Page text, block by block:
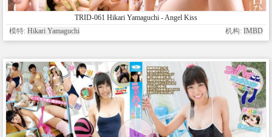
TRID-061 Hikari Yamaguchi - Angel Kiss
模特: Hikari Yamaguchi 机构: IMBD